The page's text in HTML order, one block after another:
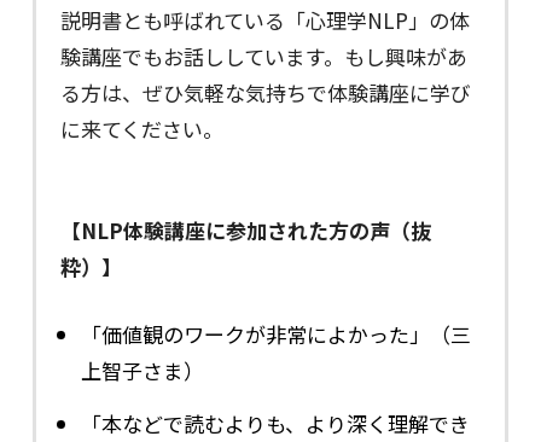
説明書とも呼ばれている「心理学NLP」の体
験講座でもお話ししています。もし興味があ
る方は、ぜひ気軽な気持ちで体験講座に学び
に来てください。
【NLP体験講座に参加された方の声（抜
粋）】
「価値観のワークが非常によかった」（三
上智子さま）
「本などで読むよりも、より深く理解でき